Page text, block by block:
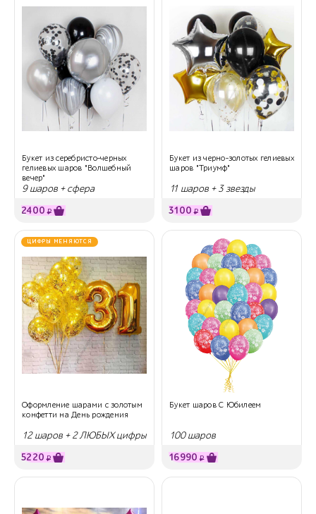
Букет из серебристо-черных
гелиевых шаров "Волшебный
вечер"
9 шаров + сфера
2400 ₽
Букет из черно-золотых гелиевых
шаров "Триумф"
11 шаров + 3 звезды
3100 ₽
ЦИФРЫ МЕНЯЮТСЯ
Оформление шарами с золотым
конфетти на День рождения
12 шаров + 2 ЛЮБЫХ цифры
5220 ₽
Букет шаров С Юбилеем
100 шаров
16990 ₽